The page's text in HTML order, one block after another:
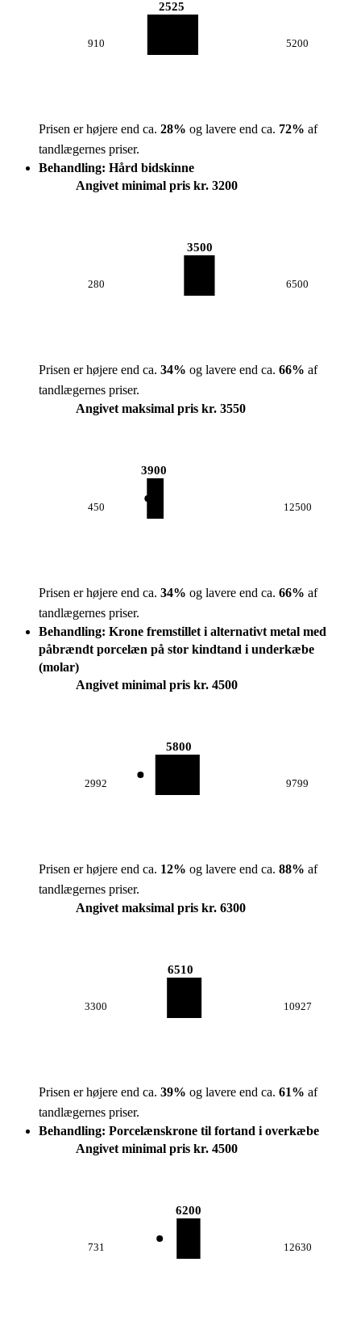
910
2525
5200
Prisen er højere end ca. 28% og lavere end ca. 72% af
tandlægernes priser.
Behandling: Hård bidskinne
Angivet minimal pris kr. 3200
280
3500
6500
Prisen er højere end ca. 34% og lavere end ca. 66% af
tandlægernes priser.
Angivet maksimal pris kr. 3550
450
3900
12500
Prisen er højere end ca. 34% og lavere end ca. 66% af
tandlægernes priser.
Behandling: Krone fremstillet i alternativt metal med
påbrændt porcelæn på stor kindtand i underkæbe
(molar)
Angivet minimal pris kr. 4500
2992
5800
9799
Prisen er højere end ca. 12% og lavere end ca. 88% af
tandlægernes priser.
Angivet maksimal pris kr. 6300
3300
6510
10927
Prisen er højere end ca. 39% og lavere end ca. 61% af
tandlægernes priser.
Behandling: Porcelænskrone til fortand i overkæbe
Angivet minimal pris kr. 4500
731
6200
12630